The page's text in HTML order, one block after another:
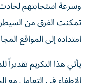
تمكنت الفرق من
امتداده إلى المواقع
يأتي هذا التكريم